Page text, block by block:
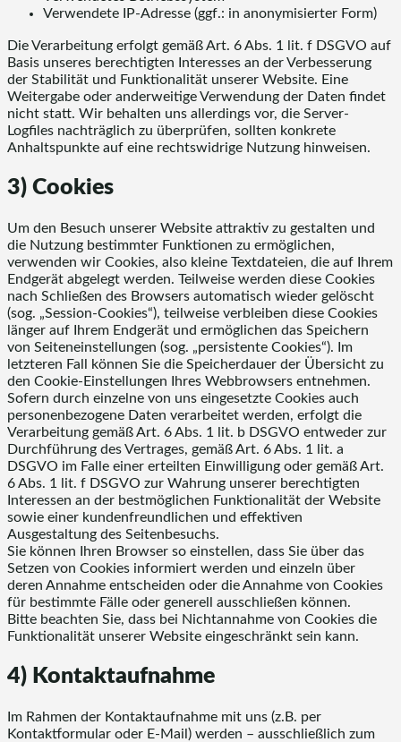
Verwendete IP-Adresse (ggf.: in anonymisierter Form)
Die Verarbeitung erfolgt gemäß Art. 6 Abs. 1 lit. f DSGVO auf
Basis unseres berechtigten Interesses an der Verbesserung
der Stabilität und Funktionalität unserer Website. Eine
Weitergabe oder anderweitige Verwendung der Daten findet
nicht statt. Wir behalten uns allerdings vor, die Server-
Logfiles nachträglich zu überprüfen, sollten konkrete
Anhaltspunkte auf eine rechtswidrige Nutzung hinweisen.
3) Cookies
Um den Besuch unserer Website attraktiv zu gestalten und
die Nutzung bestimmter Funktionen zu ermöglichen,
verwenden wir Cookies, also kleine Textdateien, die auf Ihrem
Endgerät abgelegt werden. Teilweise werden diese Cookies
nach Schließen des Browsers automatisch wieder gelöscht
(sog. „Session-Cookies“), teilweise verbleiben diese Cookies
länger auf Ihrem Endgerät und ermöglichen das Speichern
von Seiteneinstellungen (sog. „persistente Cookies“). Im
letzteren Fall können Sie die Speicherdauer der Übersicht zu
den Cookie-Einstellungen Ihres Webbrowsers entnehmen.
Sofern durch einzelne von uns eingesetzte Cookies auch
personenbezogene Daten verarbeitet werden, erfolgt die
Verarbeitung gemäß Art. 6 Abs. 1 lit. b DSGVO entweder zur
Durchführung des Vertrages, gemäß Art. 6 Abs. 1 lit. a
DSGVO im Falle einer erteilten Einwilligung oder gemäß Art.
6 Abs. 1 lit. f DSGVO zur Wahrung unserer berechtigten
Interessen an der bestmöglichen Funktionalität der Website
sowie einer kundenfreundlichen und effektiven
Ausgestaltung des Seitenbesuchs.
Sie können Ihren Browser so einstellen, dass Sie über das
Setzen von Cookies informiert werden und einzeln über
deren Annahme entscheiden oder die Annahme von Cookies
für bestimmte Fälle oder generell ausschließen können.
Bitte beachten Sie, dass bei Nichtannahme von Cookies die
Funktionalität unserer Website eingeschränkt sein kann.
4) Kontaktaufnahme
Im Rahmen der Kontaktaufnahme mit uns (z.B. per
Kontaktformular oder E-Mail) werden – ausschließlich zum